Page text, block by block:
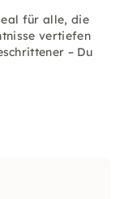
für alle, die
vertiefen
– Du